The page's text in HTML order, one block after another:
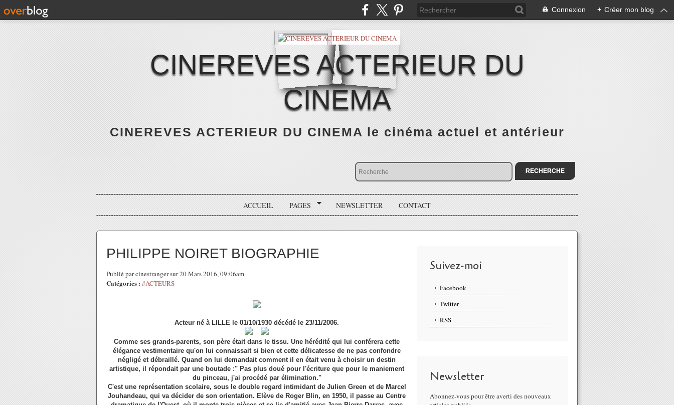
Connexion + Créer mon blog
CINEREVES ACTERIEUR DU
CINEMA
CINEREVES ACTERIEUR DU CINEMA le cinéma actuel et antérieur
ACCUEIL PAGES NEWSLETTER CONTACT
PHILIPPE NOIRET BIOGRAPHIE
Publié par cinestranger sur 20 Mars 2016, 09:06am
Catégories : #ACTEURS
Acteur né à LILLE le 01/10/1930 décédé le 23/11/2006.
Comme ses grands-parents, son père était dans le tissu. Une hérédité qui lui conférera cette
élégance vestimentaire qu'on lui connaissait si bien et cette délicatesse de ne pas confondre
négligé et débraillé. Quand on lui demandait comment il en était venu à choisir un destin
artistique, il répondait par une boutade :" Pas plus doué pour l'écriture que pour le maniement
du pinceau, j'ai procédé par élimination."
C'est une représentation scolaire, sous le double regard intimidant de Julien Green et de Marcel
Jouhandeau, qui va décider de son orientation. Elève de Roger Blin, en 1950, il passe au Centre
Suivez-moi
Facebook
Twitter
RSS
Newsletter
Abonnez-vous pour être averti des nouveaux